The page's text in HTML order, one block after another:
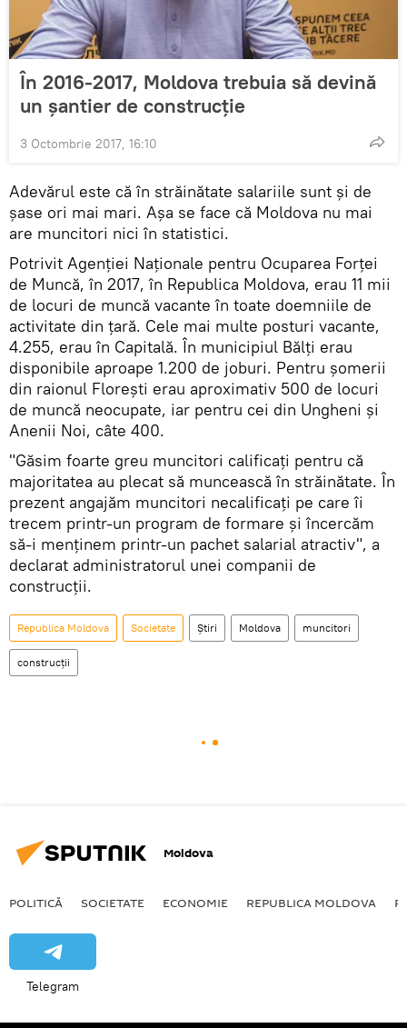
În 2016-2017, Moldova trebuia să devină
un șantier de construcție
3 Octombrie 2017, 16:10
Adevărul este că în străinătate salariile sunt şi de
șase ori mai mari. Aşa se face că Moldova nu mai
are muncitori nici în statistici.
Potrivit Agenţiei Naţionale pentru Ocuparea Forţei
de Muncă, în 2017, în Republica Moldova, erau 11 mii
de locuri de muncă vacante în toate doemniile de
activitate din țară. Cele mai multe posturi vacante,
4.255, erau în Capitală. În municipiul Bălţi erau
disponibile aproape 1.200 de joburi. Pentru şomerii
din raionul Floreşti erau aproximativ 500 de locuri
de muncă neocupate, iar pentru cei din Ungheni şi
Anenii Noi, câte 400.
"Găsim foarte greu muncitori calificați pentru că
majoritatea au plecat să muncească în străinătate. În
prezent angajăm muncitori necalificați pe care îi
trecem printr-un program de formare și încercăm
să-i menținem printr-un pachet salarial atractiv", a
declarat administratorul unei companii de
construcții.
Republica Moldova Societate Știri Moldova muncitori
construcții
Moldova
POLITICĂ SOCIETATE ECONOMIE REPUBLICA MOLDOVA
Telegram